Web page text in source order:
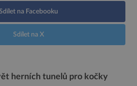
na Facebooku
Sdílet na X
herních tunelů pro kočky